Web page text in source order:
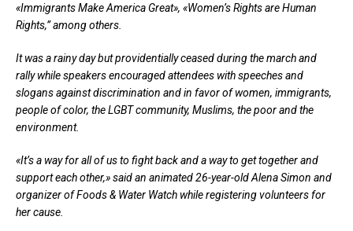
«Immigrants Make America Great», «Women’s Rights are Human
Rights,” among others.
It was a rainy day but providentially ceased during the march and
rally while speakers encouraged attendees with speeches and
slogans against discrimination and in favor of women, immigrants,
people of color, the LGBT community, Muslims, the poor and the
environment.
«It’s a way for all of us to fight back and a way to get together and
support each other,» said an animated 26-year-old Alena Simon and
organizer of Foods & Water Watch while registering volunteers for
her cause.